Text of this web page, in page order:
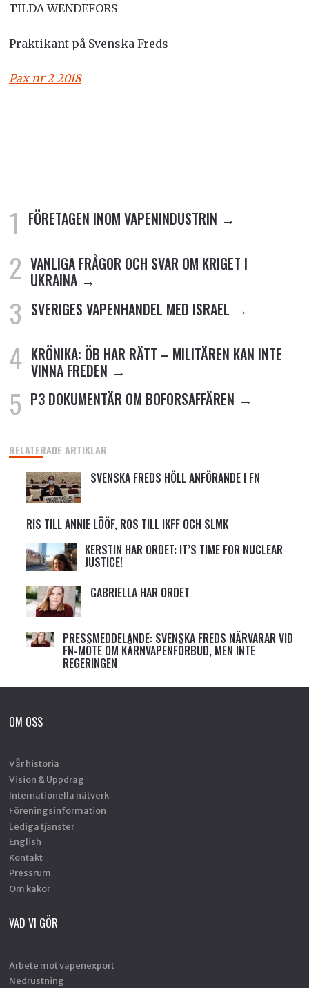
TILDA WENDEFORS
Praktikant på Svenska Freds
Pax nr 2 2018
FÖRETAGEN INOM VAPENINDUSTRIN
VANLIGA FRÅGOR OCH SVAR OM KRIGET I
UKRAINA
SVERIGES VAPENHANDEL MED ISRAEL
KRÖNIKA: ÖB HAR RÄTT – MILITÄREN KAN INTE
VINNA FREDEN
P3 DOKUMENTÄR OM BOFORSAFFÄREN
RELATERADE ARTIKLAR
SVENSKA FREDS HÖLL ANFÖRANDE I FN
RIS TILL ANNIE LÖÖF, ROS TILL IKFF OCH SLMK
KERSTIN HAR ORDET: IT’S TIME FOR NUCLEAR
JUSTICE!
GABRIELLA HAR ORDET
PRESSMEDDELANDE: SVENSKA FREDS NÄRVARAR VID
FN-MÖTE OM KÄRNVAPENFÖRBUD, MEN INTE
REGERINGEN
OM OSS
Vår historia
Vision & Uppdrag
Internationella nätverk
Föreningsinformation
Lediga tjänster
English
Kontakt
Pressrum
Om kakor
VAD VI GÖR
Arbete mot vapenexport
Nedrustning